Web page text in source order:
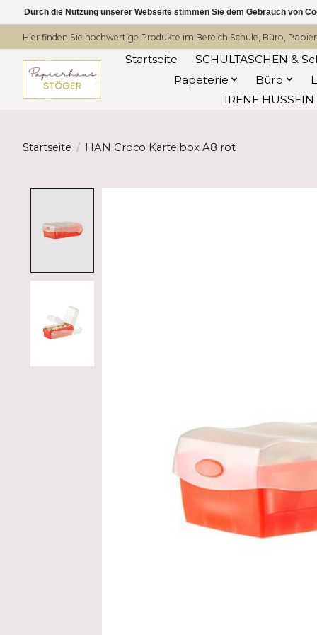
Hier finden Sie hochwertige Produkte im Bereich Schule, Büro,
Startseite SCHULTASCHEN &
Papeterie
Büro
IRENE
Startseite / HAN Croco Karteibox A8 rot
Durch die Nutzung unserer Webseite stimmen Sie dem Gebrauch von